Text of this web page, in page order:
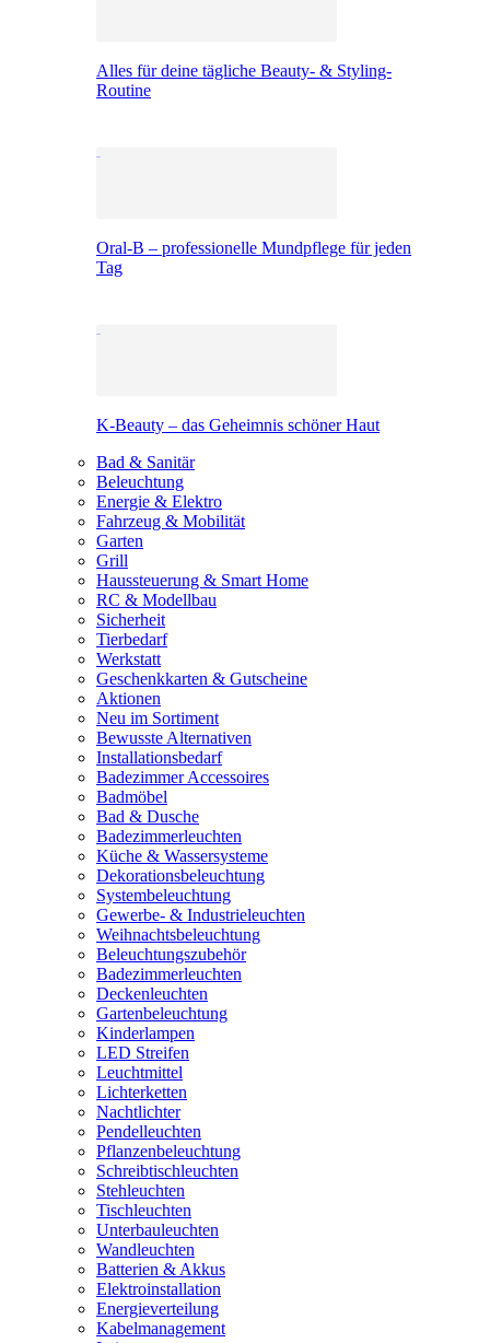
Alles für deine tägliche Beauty- & Styling-
Routine
Oral-B – professionelle Mundpflege für jeden
Tag
K-Beauty – das Geheimnis schöner Haut
Bad & Sanitär
Beleuchtung
Energie & Elektro
Fahrzeug & Mobilität
Garten
Grill
Haussteuerung & Smart Home
RC & Modellbau
Sicherheit
Tierbedarf
Werkstatt
Geschenkkarten & Gutscheine
Aktionen
Neu im Sortiment
Bewusste Alternativen
Installationsbedarf
Badezimmer Accessoires
Badmöbel
Bad & Dusche
Badezimmerleuchten
Küche & Wassersysteme
Dekorationsbeleuchtung
Systembeleuchtung
Gewerbe- & Industrieleuchten
Weihnachtsbeleuchtung
Beleuchtungszubehör
Badezimmerleuchten
Deckenleuchten
Gartenbeleuchtung
Kinderlampen
LED Streifen
Leuchtmittel
Lichterketten
Nachtlichter
Pendelleuchten
Pflanzenbeleuchtung
Schreibtischleuchten
Stehleuchten
Tischleuchten
Unterbauleuchten
Wandleuchten
Batterien & Akkus
Elektroinstallation
Energieverteilung
Kabelmanagement